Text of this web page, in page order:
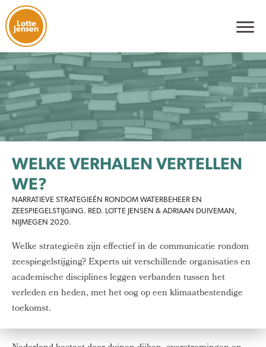
Lotte
Jensen
WELKE VERHALEN VERTELLEN
WE?
NARRATIEVE STRATEGIEËN RONDOM WATERBEHEER EN
ZEESPIEGELSTIJGING. RED. LOTTE JENSEN & ADRIAAN DUIVEMAN,
NIJMEGEN 2020.
Welke strategieën zijn effectief in de communicatie rondom
zeespiegelstijging? Experts uit verschillende organisaties en
academische disciplines leggen verbanden tussen het
verleden en heden, met het oog op een klimaatbestendige
toekomst.